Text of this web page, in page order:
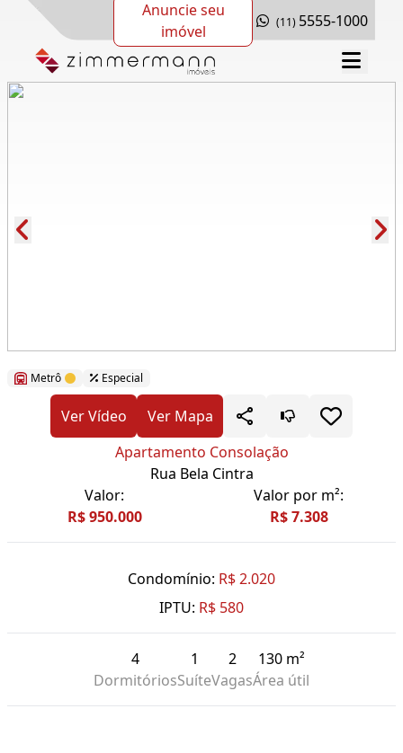
Anuncie seu
imóvel
(11) 5555-1000
Metrô Especial
Ver Vídeo
Ver Mapa
Apartamento Consolação
Rua Bela Cintra
Valor:
R$ 950.000
Valor por m²:
R$ 7.308
Condomínio: R$ 2.020
IPTU: R$ 580
4
Dormitórios
1
Suíte
2
Vagas
130 m²
Área útil